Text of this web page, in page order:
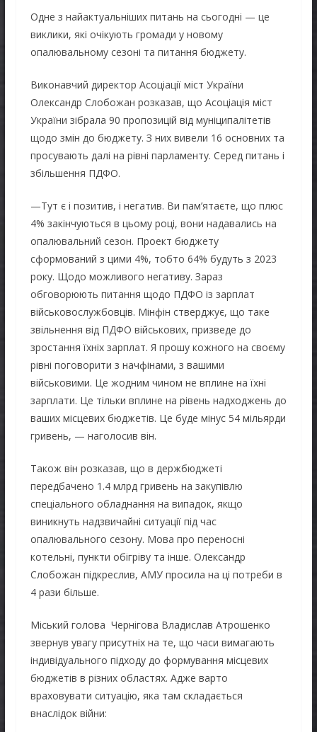
Одне з найактуальніших питань на сьогодні — це
виклики, які очікують громади у новому
опалювальному сезоні та питання бюджету.
Виконавчий директор Асоціації міст України
Олександр Слобожан розказав, що Асоціація міст
України зібрала 90 пропозицій від муніципалітетів
щодо змін до бюджету. З них вивели 16 основних та
просувають далі на рівні парламенту. Серед питань і
збільшення ПДФО.
—Тут є і позитив, і негатив. Ви пам’ятаєте, що плюс
4% закінчуються в цьому році, вони надавались на
опалювальний сезон. Проект бюджету
сформований з цими 4%, тобто 64% будуть з 2023
року. Щодо можливого негативу. Зараз
обговорюють питання щодо ПДФО із зарплат
військовослужбовців. Мінфін стверджує, що таке
звільнення від ПДФО військових, призведе до
зростання їхніх зарплат. Я прошу кожного на своєму
рівні поговорити з начфінами, з вашими
військовими. Це жодним чином не вплине на їхні
зарплати. Це тільки вплине на рівень надходжень до
ваших місцевих бюджетів. Це буде мінус 54 мільярди
гривень, — наголосив він.
Також він розказав, що в держбюджеті
передбачено 1.4 млрд гривень на закупівлю
спеціального обладнання на випадок, якщо
виникнуть надзвичайні ситуації під час
опалювального сезону. Мова про переносні
котельні, пункти обігріву та інше. Олександр
Слобожан підкреслив, АМУ просила на ці потреби в
4 рази більше.
Міський голова Чернігова Владислав Атрошенко
звернув увагу присутніх на те, що часи вимагають
індивідуального підходу до формування місцевих
бюджетів в різних областях. Адже варто
враховувати ситуацію, яка там складається
внаслідок війни: